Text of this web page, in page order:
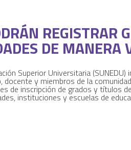
REGISTRAR
DE MANERA
Superior Universitaria
y miembros de la
de inscripción de grados y títulos
instituciones y escuelas de